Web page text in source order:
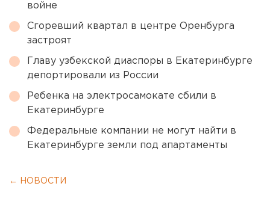
войне
Сгоревший квартал в центре Оренбурга
застроят
Главу узбекской диаспоры в Екатеринбурге
депортировали из России
Ребенка на электросамокате сбили в
Екатеринбурге
Федеральные компании не могут найти в
Екатеринбурге земли под апартаменты
← НОВОСТИ